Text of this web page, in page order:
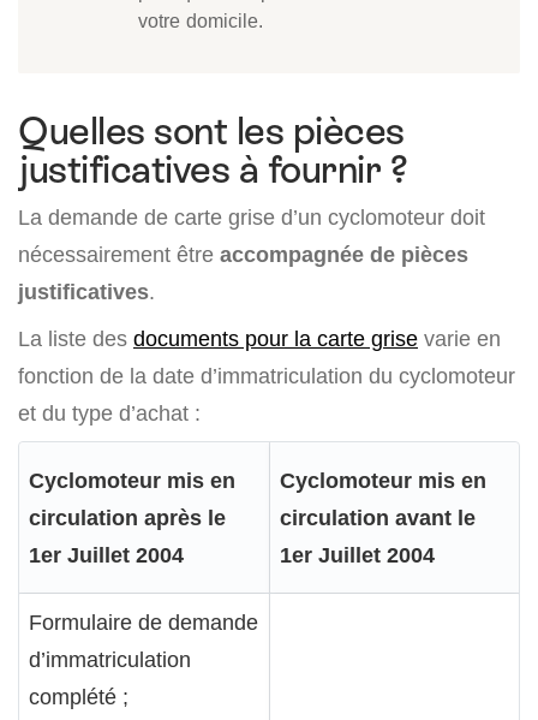
votre domicile.
Quelles sont les pièces
justificatives à fournir ?
La demande de carte grise d’un cyclomoteur doit
nécessairement être accompagnée de pièces
justificatives.
La liste des documents pour la carte grise varie en
fonction de la date d’immatriculation du cyclomoteur
et du type d’achat :
Cyclomoteur mis en
circulation après le
1er Juillet 2004
Cyclomoteur mis en
circulation avant le
1er Juillet 2004
Formulaire de demande
d’immatriculation
complété ;